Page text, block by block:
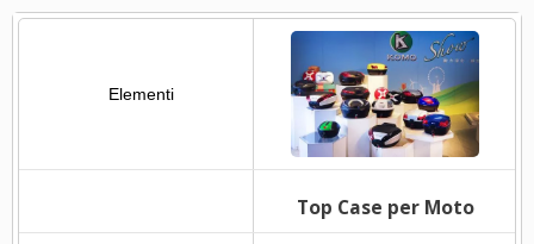
Top Case per Moto